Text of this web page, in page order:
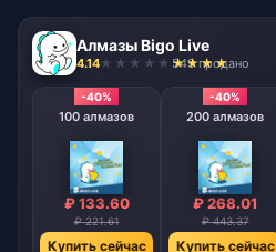
Алмазы Bigo Live
4.14 549 продано
-40%
100 алмазов
₽ 133.60
₽ 221.61
Купить сейчас
-40%
200 алмазов
₽ 268.01
₽ 443.37
Купить сейчас